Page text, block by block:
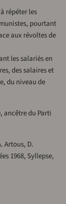
répéter les
pourtant
aux révoltes de
les salariés en
des salaires et
du niveau de
ancêtre du Parti
Artous, D.
1968, Syllepse,